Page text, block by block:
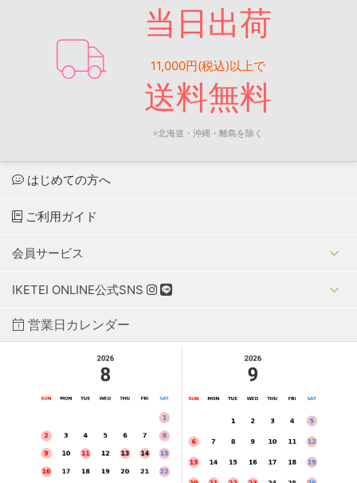
当日出荷
11,000円(税込)以上で
送料無料
※北海道・沖縄・離島を除く
はじめての方へ
ご利用ガイド
会員サービス
IKETEI ONLINE公式SNS
営業日カレンダー